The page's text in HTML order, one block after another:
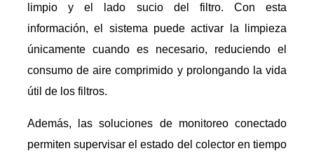
limpio y el lado sucio del filtro. Con esta
información, el sistema puede activar la limpieza
únicamente cuando es necesario, reduciendo el
consumo de aire comprimido y prolongando la vida
útil de los filtros.
Además, las soluciones de monitoreo conectado
permiten supervisar el estado del colector en tiempo